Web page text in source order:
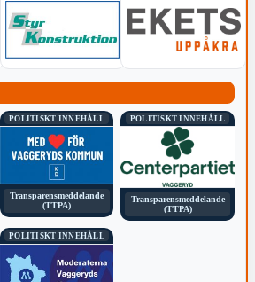
POLITISKT INNEHÅLL
Transparensmeddelande
(TTPA)
POLITISKT INNEHÅLL
Transparensmeddelande
(TTPA)
POLITISKT INNEHÅLL